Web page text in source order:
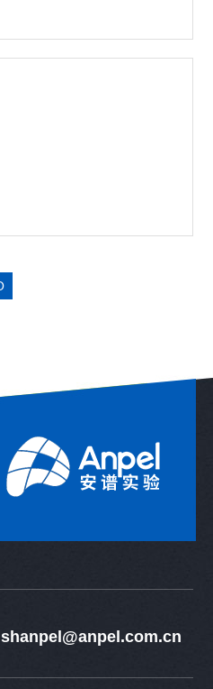
shanpel@anpel.com.cn